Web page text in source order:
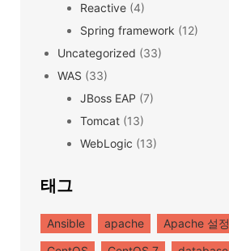
Reactive (4)
Spring framework (12)
Uncategorized (33)
WAS (33)
JBoss EAP (7)
Tomcat (13)
WebLogic (13)
태그
Ansible apache Apache 설정